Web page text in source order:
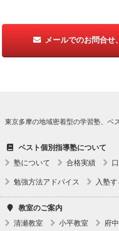
メールでのお問合せ
東京多摩の地域密着型の学習塾、ベ
ベスト個別指導塾について
塾について
合格実績
勉強方法アドバイス 入塾
教室のご案内
清瀬教室
小平教室 府